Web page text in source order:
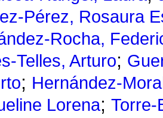
Pérez, Rosaura
Rocha,
Telles, Arturo;
; Hernández-
Lorena; Torre-